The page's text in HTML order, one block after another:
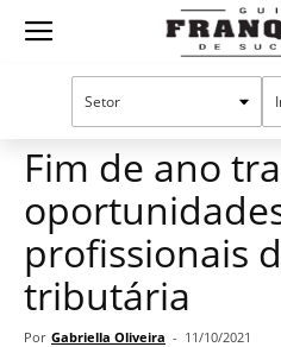
Guia
Sucesso
Mercado de franquias Publieditorial
Fim de ano
profissionais
tributária
Por Gabriella Oliveira - 11/10/2021